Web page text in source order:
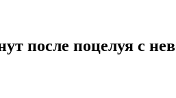
после поцелуя с